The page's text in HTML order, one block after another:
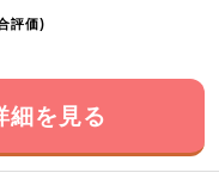
評価)
細を見る